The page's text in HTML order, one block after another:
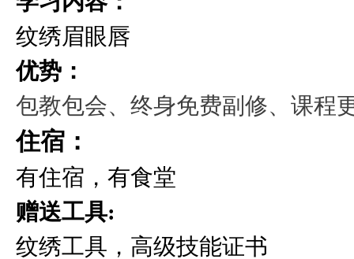
纹绣眉眼唇
优势：
包教包会、终身免费副修、课程
住宿：
有住宿，有食堂
赠送工具:
纹绣工具，高级技能证书